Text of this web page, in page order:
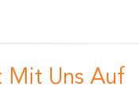
Mit Uns Auf